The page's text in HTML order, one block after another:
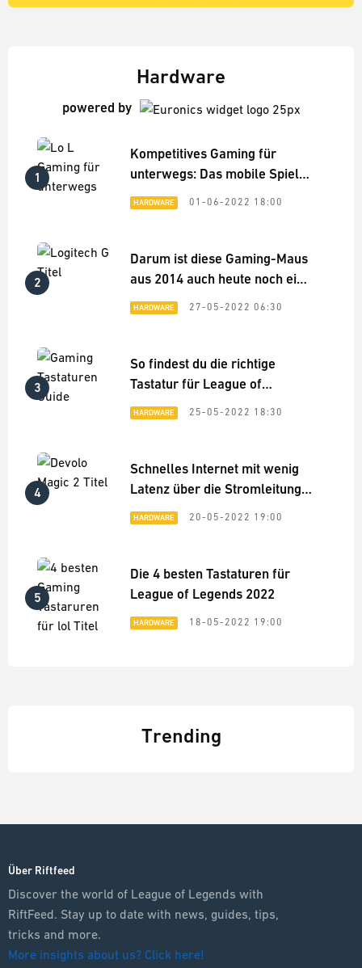
Hardware
powered by
1
Kompetitives Gaming für
unterwegs: Das mobile Spiele-
Setup für League of Legends
HARDWARE 01-06-2022 18:00
2
Darum ist diese Gaming-Maus
aus 2014 auch heute noch eine
Top-Empfehlung
HARDWARE 27-05-2022 06:30
3
So findest du die richtige
Tastatur für League of
Legends - Hardware-Guide
HARDWARE 25-05-2022 18:30
4
Schnelles Internet mit wenig
Latenz über die Stromleitung
im ganzen Haus: Devolo Magic
2 Praxis-Test
HARDWARE 20-05-2022 19:00
5
Die 4 besten Tastaturen für
League of Legends 2022
HARDWARE 18-05-2022 19:00
Trending
Über Riftfeed
Discover the world of League of Legends with
RiftFeed. Stay up to date with news, guides, tips,
tricks and more.
More insights about us? Click here!